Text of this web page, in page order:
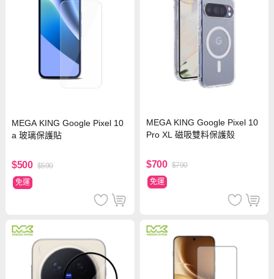
MEGA KING Google Pixel 10
a 玻璃保護貼
$500 $590
免運
MEGA KING Google Pixel 10
Pro XL 磁吸雙料保護殼
$700 $790
免運